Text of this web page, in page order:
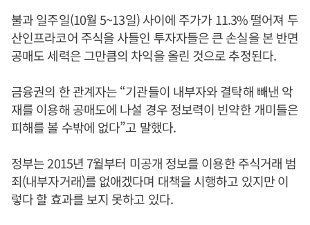
불과 일주일(10월 5~13일) 사이에 주가가 11.3% 떨어져 두
산인프라코어 주식을 사들인 투자자들은 큰 손실을 본 반면
공매도 세력은 그만큼의 차익을 올린 것으로 추정된다.
금융권의 한 관계자는 “기관들이 내부자와 결탁해 빼낸 악
재를 이용해 공매도에 나설 경우 정보력이 빈약한 개미들은
피해를 볼 수밖에 없다”고 말했다.
정부는 2015년 7월부터 미공개 정보를 이용한 주식거래 범
죄(내부자거래)를 없애겠다며 대책을 시행하고 있지만 이
렇다 할 효과를 보지 못하고 있다.